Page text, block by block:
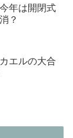
年は開閉式
？
エルの大合